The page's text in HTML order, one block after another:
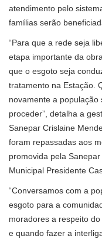
atendimento pelo
famílias serão
“Para que a rede seja
etapa importante da
que o esgoto seja
tratamento na Estação.
novamente a
proceder”, detalha a
Sanepar Crislaine
foram repassadas aos
promovida pela
Municipal Presidente
“Conversamos com a
esgoto para a
moradores a respeito
e quando fazer a